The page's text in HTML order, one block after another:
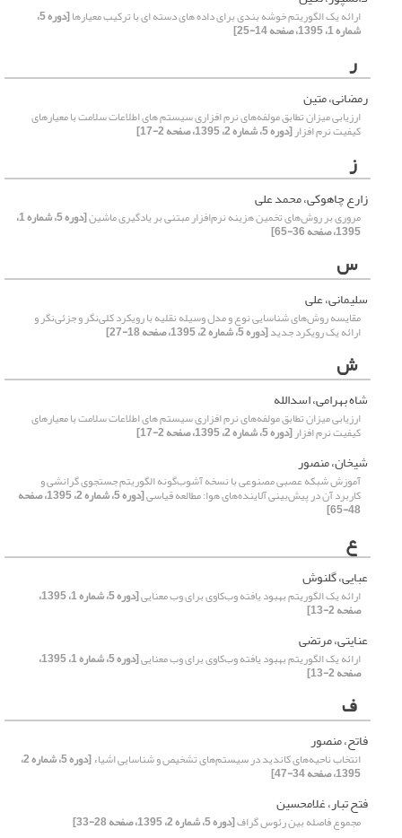
ارائه یک الگوریتم خوشه بندی برای داده های دسته ای با ترکیب معیارها [دوره 5،
شماره 1، 1395، صفحه 14-25]
ر
رمضانی، متین
ارزیابی میزان تطابق مولفه‌های نرم افزاری سیستم های اطلاعات سلامت با معیارهای
کیفیت نرم افزار[دوره 5، شماره 2، 1395، صفحه 2-17]
ز
زارع چاهوکی، محمد علی
مروری بر روش‌های تخمین هزینه نرم‌افزار مبتنی بر یادگیری ماشین [دوره 5، شماره 1،
1395، صفحه 36-65]
س
سلیمانی، علی
مقایسه روش‌های شناسایی نوع و مدل وسیله نقلیه با رویکرد کلی‌نگر و جزئی‌نگر و
ارائه یک رویکرد جدید[دوره 5، شماره 2، 1395، صفحه 18-27]
ش
شاه بهرامی، اسدالله
ارزیابی میزان تطابق مولفه‌های نرم افزاری سیستم های اطلاعات سلامت با معیارهای
کیفیت نرم افزار[دوره 5، شماره 2، 1395، صفحه 2-17]
شیخان، منصور
آموزش شبکه عصبی مصنوعی با نسخه آشوب‌گونه الگوریتم جستجوی گرانشی و
کاربرد آن در پیش‌بینی آلاینده‌های هوا: مطالعه قیاسی [دوره 5، شماره 2، 1395، صفحه
48-65]
ع
عبایی، گلنوش
ارائه یک الگوریتم بهبود یافته وب‌کاوی برای وب معنایی [دوره 5، شماره 1، 1395،
صفحه 2-13]
عنایتی، مرتضی
ارائه یک الگوریتم بهبود یافته وب‌کاوی برای وب معنایی [دوره 5، شماره 1، 1395،
صفحه 2-13]
ف
فاتح، منصور
انتخاب ناحیه‌های کاندید در سیستم‌های تشخیص و شناسایی اشیاء [دوره 5، شماره 2،
1395، صفحه 34-47]
فتح تبار، غلامحسین
مجموع فاصله بین رئوس گراف[دوره 5، شماره 2، 1395، صفحه 28-33]